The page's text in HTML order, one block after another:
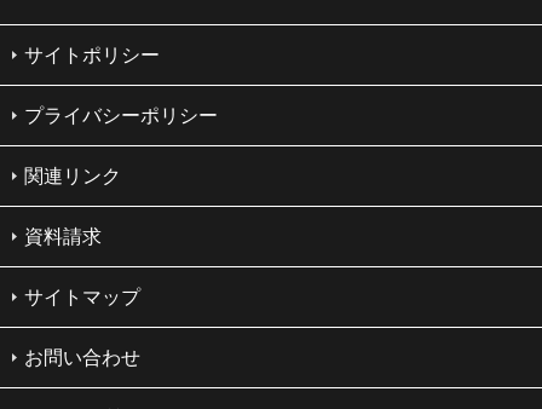
サイトポリシー
プライバシーポリシー
関連リンク
資料請求
サイトマップ
お問い合わせ